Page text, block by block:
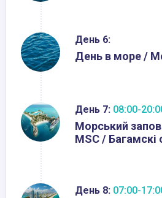
День 6:
День в море /
День 7: 08:00-
Морський
MSC / Багамскі
День 8: 07:00-